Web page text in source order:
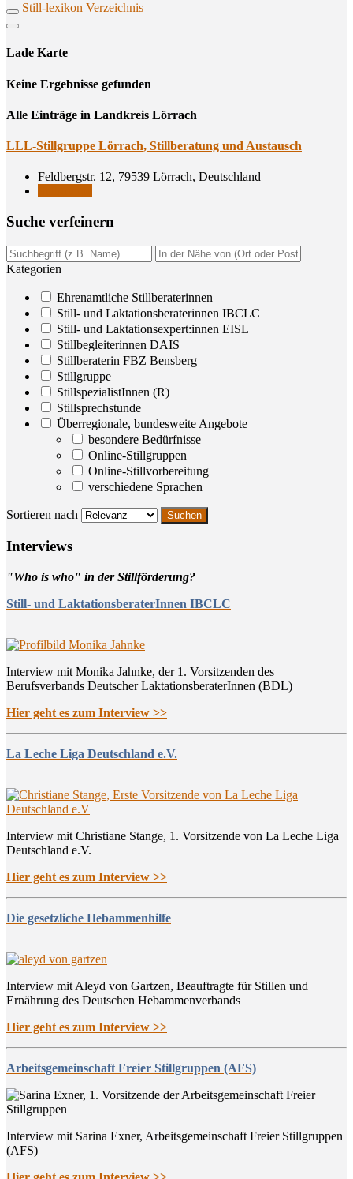
Still-lexikon Verzeichnis
Lade Karte
Кeine Ergebnisse gefunden
Alle Einträge in Landkreis Lörrach
LLL-Still­grup­pe Lör­rach, Still­be­ra­tung und Austausch
Feldbergstr. 12, 79539 Lörrach, Deutschland
Suche ver­fei­nern
Kategorien
Ehrenamtliche Stillberaterinnen
Still- und Laktationsberaterinnen IBCLC
Still- und Laktationsexpert:innen EISL
Stillbegleiterinnen DAIS
Stillberaterin FBZ Bensberg
Stillgruppe
StillspezialistInnen (R)
Stillsprechstunde
Überregionale, bundesweite Angebote
besondere Bedürfnisse
Online-Stillgruppen
Online-Stillvorbereitung
verschiedene Sprachen
Sortieren nach
Inter­views
"Who is who" in der Stillförderung?
Still- und LaktationsberaterInnen IBCLC
Interview mit Monika Jahnke, der 1. Vorsitzenden des
Berufsverbands Deutscher LaktationsberaterInnen (BDL)
Hier geht es zum Interview >>
La Leche Liga Deutschland e.V.
Interview mit Christiane Stange, 1. Vorsitzende von La Leche Liga
Deutschland e.V.
Hier geht es zum Interview >>
Die gesetzliche Hebammenhilfe
Interview mit Aleyd von Gartzen, Beauftragte für Stillen und
Ernährung des Deutschen Hebammenverbands
Hier geht es zum Interview >>
Arbeitsgemeinschaft Freier Stillgruppen (AFS)
Interview mit Sarina Exner, Arbeitsgemeinschaft Freier Stillgruppen
(AFS)